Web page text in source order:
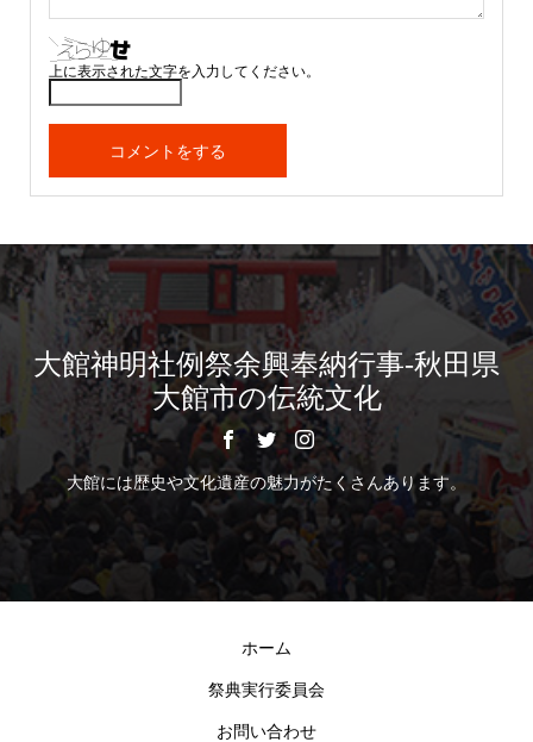
上に表示された文字を入力してください。
大館神明社例祭余興奉納行事-秋田県
大館市の伝統文化
大館には歴史や文化遺産の魅力がたくさんあります。
ホーム
祭典実行委員会
お問い合わせ